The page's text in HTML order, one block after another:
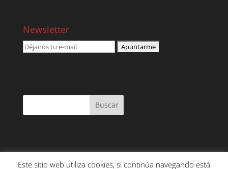
Newsletter
Este sitio web utiliza cookies, si continúa navegando está